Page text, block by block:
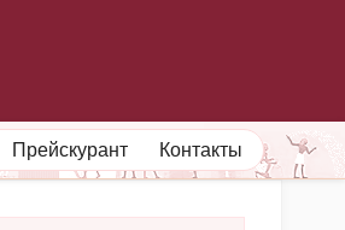
Прейскурант Контакты